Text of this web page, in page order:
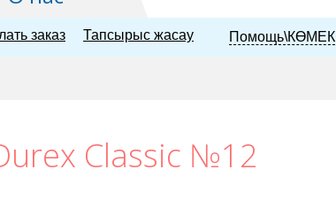
Помощь\КӨМЕК
Тапсырыс жасау
заказ
Classic №12